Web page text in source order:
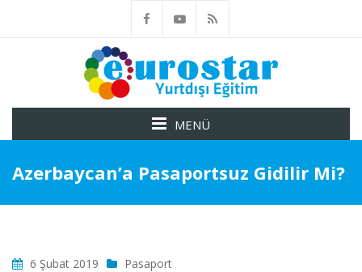
MENÜ
Azerbaycan’a Pasaportsuz Gidilir Mi?
6 Şubat 2019
Pasaport